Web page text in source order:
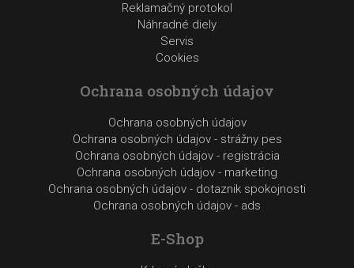
Reklamačný protokol
Náhradné diely
Servis
Cookies
Ochrana osobných údajov
Ochrana osobných údajov
Ochrana osobných údajov - strážny pes
Ochrana osobných údajov - registrácia
Ochrana osobných údajov - marketing
Ochrana osobných údajov - dotaznik spokojnosti
Ochrana osobných údajov - ads
E-Shop